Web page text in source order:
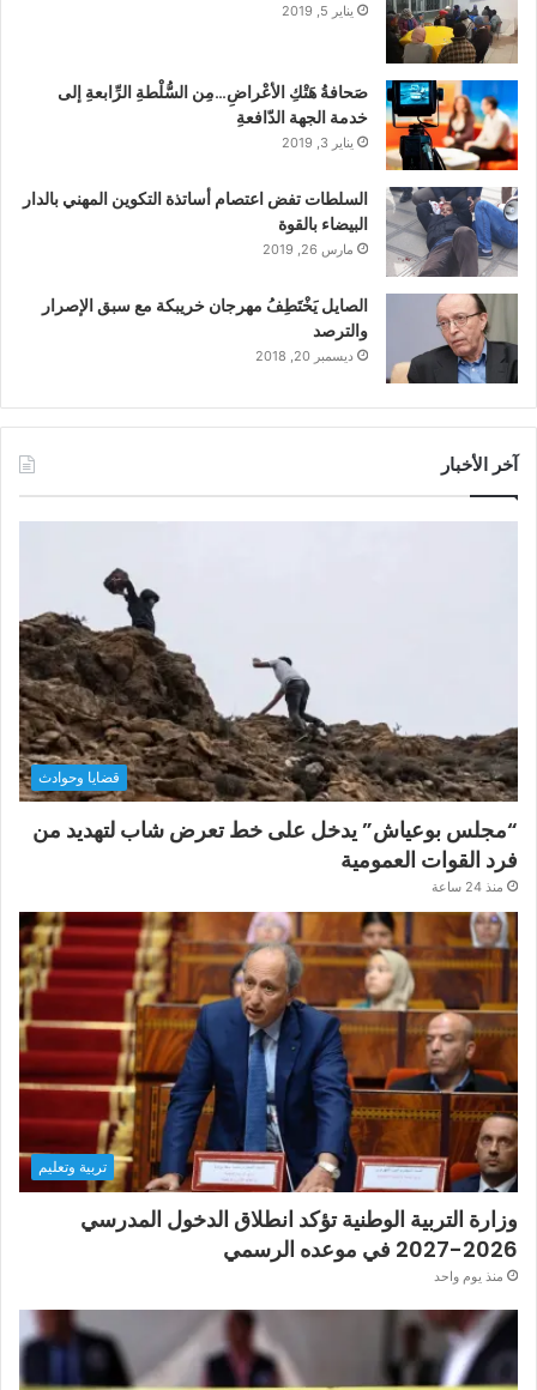
يناير 5, 2019
صَحافةُ هَتْكِ الأعْراضِ…مِن السُّلْطةِ الرِّابعةِ إلى
خدمة الجهة الدّافعةِ
يناير 3, 2019
السلطات تفض اعتصام أساتذة التكوين المهني بالدار
البيضاء بالقوة
مارس 26, 2019
الصايل يَخْتَطِفُ مهرجان خريبكة مع سبق الإصرار
والترصد
ديسمبر 20, 2018
آخر الأخبار
قضايا وحوادث
“مجلس بوعياش” يدخل على خط تعرض شاب لتهديد من
فرد القوات العمومية
منذ 24 ساعة
تربية وتعليم
وزارة التربية الوطنية تؤكد انطلاق الدخول المدرسي
2026-2027 في موعده الرسمي
منذ يوم واحد